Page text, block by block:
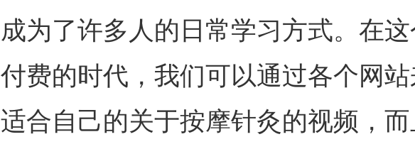
成为了许多人的日常学习方式。在
付费的时代，我们可以通过各个网站
适合自己的关于按摩针灸的视频，